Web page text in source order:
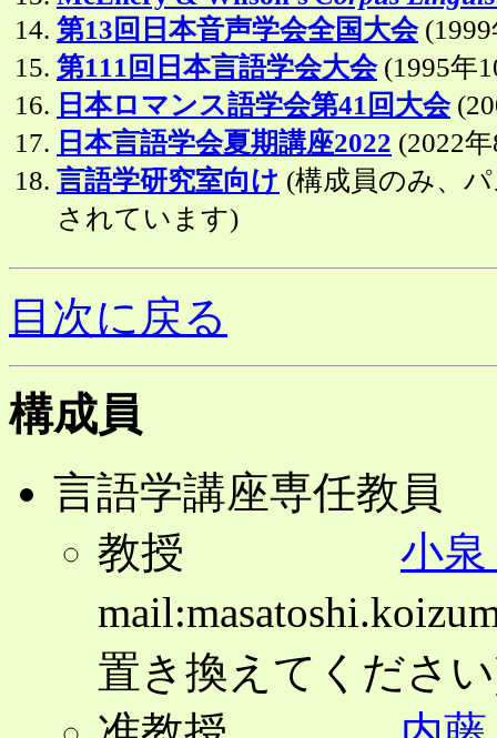
第13回日本音声学会全国大会(1999
第111回日本言語学会大会(1995年
日本ロマンス語学会第41回大会
日本言語学会夏期講座2022 (2022
言語学研究室向け (構成員のみ、
されています)
目次に戻る
構成員
言語学講座専任教員
教授 小
置き換えてくださ